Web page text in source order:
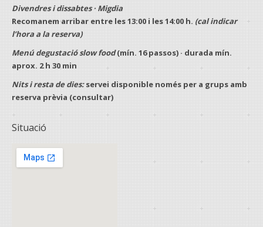
Divendres i dissabtes · Migdia
Recomanem arribar entre les13:00 i les14:00 h. (cal indicar
l’hora a la reserva)
Menú degustació slow food(mín. 16 passos) · durada mín.
aprox. 2 h 30 min
Nits i resta de dies:servei disponible només per a grups amb
reserva prèvia (consultar)
Situació